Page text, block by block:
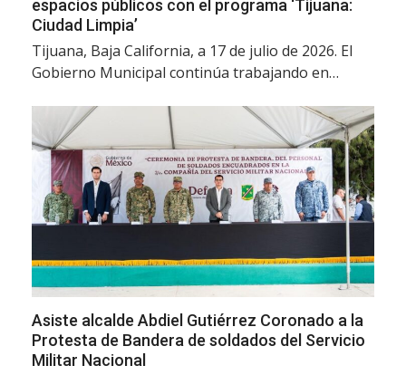
espacios públicos con el programa ‘Tijuana:
Ciudad Limpia’
Tijuana, Baja California, a 17 de julio de 2026. El
Gobierno Municipal continúa trabajando en…
Asiste alcalde Abdiel Gutiérrez Coronado a la
Protesta de Bandera de soldados del Servicio
Militar Nacional